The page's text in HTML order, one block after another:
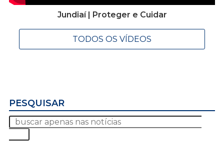
Jundiaí | Proteger e Cuidar
TODOS OS VÍDEOS
PESQUISAR